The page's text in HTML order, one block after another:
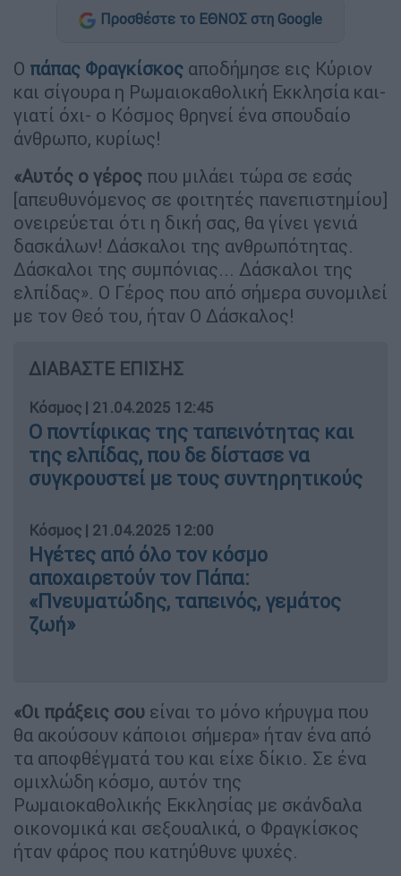
Προσθέστε το ΕΘΝΟΣ στη Google
Ο πάπας Φραγκίσκος αποδήμησε εις Κύριον
και σίγουρα η Ρωμαιοκαθολική Εκκλησία και-
γιατί όχι- ο Κόσμος θρηνεί ένα σπουδαίο
άνθρωπο, κυρίως!
«Αυτός ο γέρος που μιλάει τώρα σε εσάς
[απευθυνόμενος σε φοιτητές πανεπιστημίου]
ονειρεύεται ότι η δική σας, θα γίνει γενιά
δασκάλων! Δάσκαλοι της ανθρωπότητας.
Δάσκαλοι της συμπόνιας... Δάσκαλοι της
ελπίδας». Ο Γέρος που από σήμερα συνομιλεί
με τον Θεό του, ήταν Ο Δάσκαλος!
ΔΙΑΒΑΣΤΕ ΕΠΙΣΗΣ
Κόσμος | 21.04.2025 12:45
Ο ποντίφικας της ταπεινότητας και
της ελπίδας, που δε δίστασε να
συγκρουστεί με τους συντηρητικούς
Κόσμος | 21.04.2025 12:00
Ηγέτες από όλο τον κόσμο
αποχαιρετούν τον Πάπα:
«Πνευματώδης, ταπεινός, γεμάτος
ζωή»
«Οι πράξεις σου είναι το μόνο κήρυγμα που
θα ακούσουν κάποιοι σήμερα» ήταν ένα από
τα αποφθέγματά του και είχε δίκιο. Σε ένα
ομιχλώδη κόσμο, αυτόν της
Ρωμαιοκαθολικής Εκκλησίας με σκάνδαλα
οικονομικά και σεξουαλικά, ο Φραγκίσκος
ήταν φάρος που κατηύθυνε ψυχές.